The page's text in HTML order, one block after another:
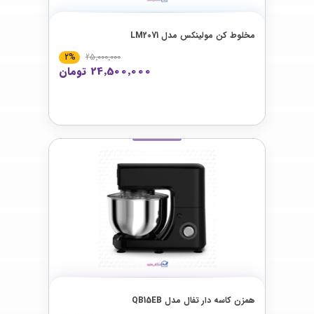
مخلوط كن مولینکس مدل LM2071
25٬000٬000
2%
24٬500٬000 تومان
همزن کاسه دار تفال مدل QB15EB